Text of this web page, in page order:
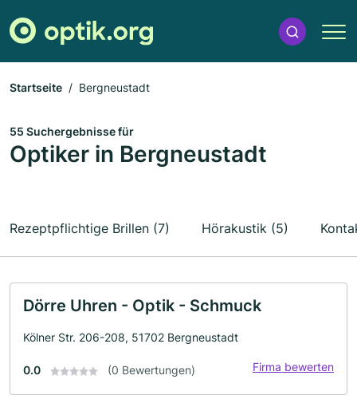
Startseite Bergneustadt
55 Suchergebnisse für
Optiker in Bergneustadt
Rezeptpflichtige Brillen (7) Hörakustik (5)
Dörre Uhren - Optik - Schmuck
Kölner Str. 206-208, 51702 Bergneustadt
0.0 (0 Bewertungen) Firma bewerten